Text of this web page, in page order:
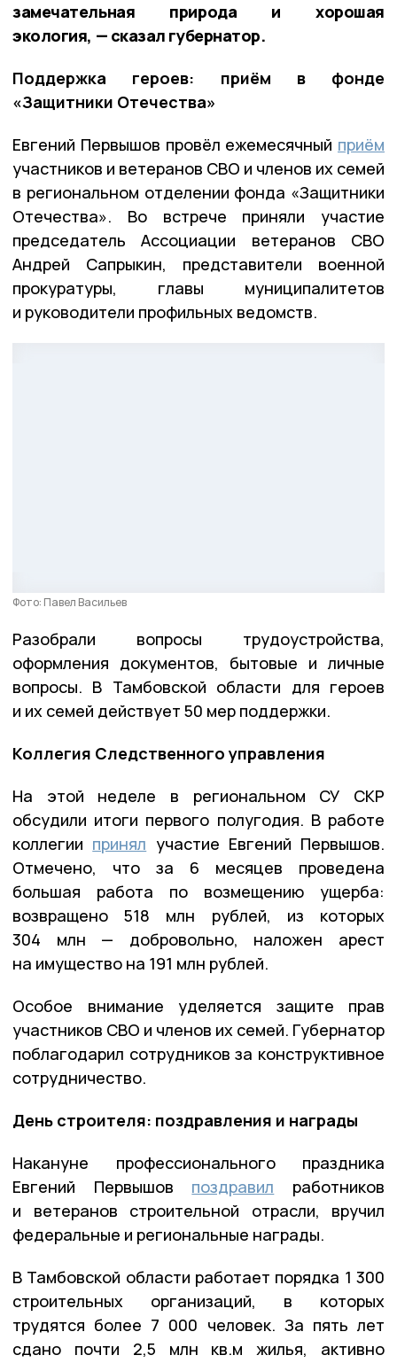
замечательная природа и хорошая
экология, — сказал губернатор.
Поддержка героев: приём в фонде
«Защитники Отечества»
Евгений Первышов провёл ежемесячный приём
участников и ветеранов СВО и членов их семей
в региональном отделении фонда «Защитники
Отечества». Во встрече приняли участие
председатель Ассоциации ветеранов СВО
Андрей Сапрыкин, представители военной
прокуратуры, главы муниципалитетов
и руководители профильных ведомств.
Фото: Павел Васильев
Разобрали вопросы трудоустройства,
оформления документов, бытовые и личные
вопросы. В Тамбовской области для героев
и их семей действует 50 мер поддержки.
Коллегия Следственного управления
На этой неделе в региональном СУ СКР
обсудили итоги первого полугодия. В работе
коллегии принял участие Евгений Первышов.
Отмечено, что за 6 месяцев проведена
большая работа по возмещению ущерба:
возвращено 518 млн рублей, из которых
304 млн — добровольно, наложен арест
на имущество на 191 млн рублей.
Особое внимание уделяется защите прав
участников СВО и членов их семей. Губернатор
поблагодарил сотрудников за конструктивное
сотрудничество.
День строителя: поздравления и награды
Накануне профессионального праздника
Евгений Первышов поздравил работников
и ветеранов строительной отрасли, вручил
федеральные и региональные награды.
В Тамбовской области работает порядка 1 300
строительных организаций, в которых
трудятся более 7 000 человек. За пять лет
сдано почти 2,5 млн кв.м жилья, активно